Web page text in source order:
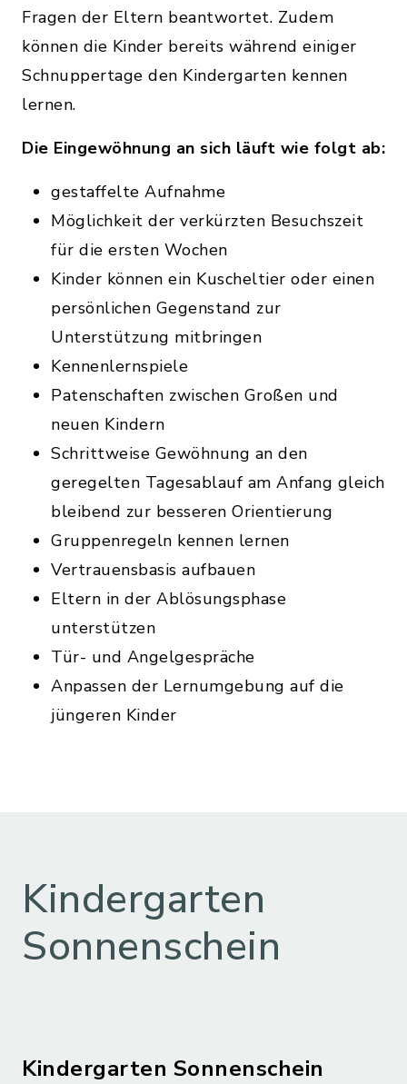
Fragen der Eltern beantwortet. Zudem
können die Kinder bereits während einiger
Schnuppertage den Kindergarten kennen
lernen.
Die Eingewöhnung an sich läuft wie folgt ab:
gestaffelte Aufnahme
Möglichkeit der verkürzten Besuchszeit
für die ersten Wochen
Kinder können ein Kuscheltier oder einen
persönlichen Gegenstand zur
Unterstützung mitbringen
Kennenlernspiele
Patenschaften zwischen Großen und
neuen Kindern
Schrittweise Gewöhnung an den
geregelten Tagesablauf am Anfang gleich
bleibend zur besseren Orientierung
Gruppenregeln kennen lernen
Vertrauensbasis aufbauen
Eltern in der Ablösungsphase
unterstützen
Tür- und Angelgespräche
Anpassen der Lernumgebung auf die
jüngeren Kinder
Kindergarten
Sonnenschein
Kindergarten Sonnenschein